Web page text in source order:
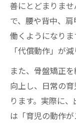
善にとどまりま
で、腰や背中、
働くようになり
「代償動作」が
また、骨盤矯正
向上し、日常の
ります。実際に
は「育児の動作